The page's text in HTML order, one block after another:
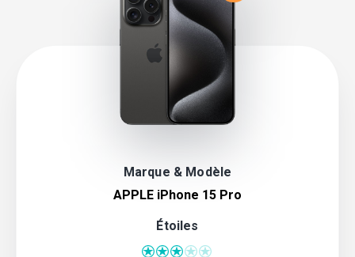
Marque & Modèle
APPLE iPhone 15 Pro
Étoiles